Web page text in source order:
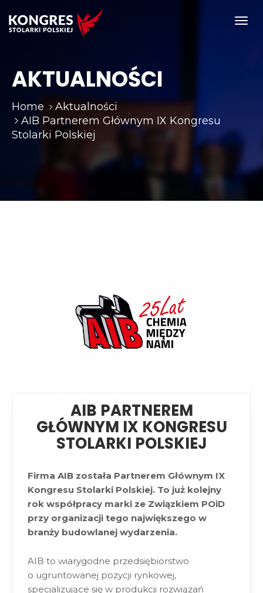
AKTUALNOŚCI
Home
Aktualności
AIB Partnerem Głównym IX Kongresu
Stolarki Polskiej
AIB PARTNEREM
GŁÓWNYM IX KONGRESU
STOLARKI POLSKIEJ
Firma AIB została Partnerem Głównym IX
Kongresu Stolarki Polskiej. To już kolejny
rok współpracy marki ze Związkiem POiD
przy organizacji tego największego w
branży budowlanej wydarzenia.
AIB to wiarygodne przedsiębiorstwo
o ugruntowanej pozycji rynkowej,
specjalizujące się w produkcji rozwiązań